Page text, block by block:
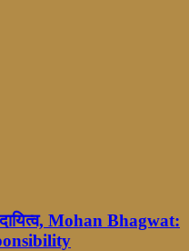
Mohan Bhagwat: